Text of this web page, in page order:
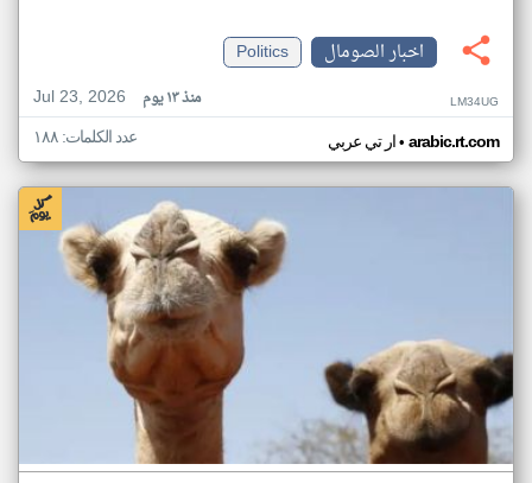
اخبار الصومال
Politics
Jul 23, 2026
منذ ١٣ يوم LM34UG
ار تي عربي• arabic.rt.com عدد الكلمات: ١٨٨